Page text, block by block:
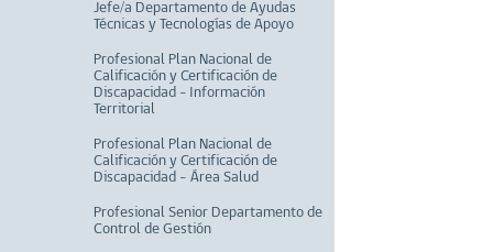
Jefe/a Departamento de Ayudas
Técnicas y Tecnologías de Apoyo
Profesional Plan Nacional de
Calificación y Certificación de
Discapacidad - Información
Territorial
Profesional Plan Nacional de
Calificación y Certificación de
Discapacidad – Área Salud
Profesional Senior Departamento de
Control de Gestión